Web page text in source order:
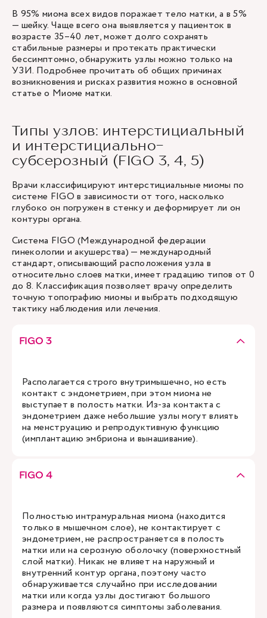
В 95% миома всех видов поражает тело матки, а в 5%
— шейку. Чаще всего она выявляется у пациенток в
возрасте 35–40 лет, может долго сохранять
стабильные размеры и протекать практически
бессимптомно, обнаружить узлы можно только на
УЗИ. Подробнее прочитать об общих причинах
возникновения и рисках развития можно в основной
статье о Миоме матки.
Типы узлов: интерстициальный
и интерстициально-
субсерозный (FIGO 3, 4, 5)
Врачи классифицируют интерстициальные миомы по
системе FIGO в зависимости от того, насколько
глубоко он погружен в стенку и деформирует ли он
контуры органа.
Система FIGO (Международной федерации
гинекологии и акушерства) — международный
стандарт, описывающий расположения узла в
относительно слоев матки, имеет градацию типов от 0
до 8. Классификация позволяет врачу определить
точную топографию миомы и выбрать подходящую
тактику наблюдения или лечения.
FIGO 3
Располагается строго внутримышечно, но есть
контакт с эндометрием, при этом миома не
выступает в полость матки. Из-за контакта с
эндометрием даже небольшие узлы могут влиять
на менструацию и репродуктивную функцию
(имплантацию эмбриона и вынашивание).
FIGO 4
Полностью интрамуральная миома (находится
только в мышечном слое), не контактирует с
эндометрием, не распространяется в полость
матки или на серозную оболочку (поверхностный
слой матки). Никак не влияет на наружный и
внутренний контур органа, поэтому часто
обнаруживается случайно при исследовании
матки или когда узлы достигают большого
размера и появляются симптомы заболевания.